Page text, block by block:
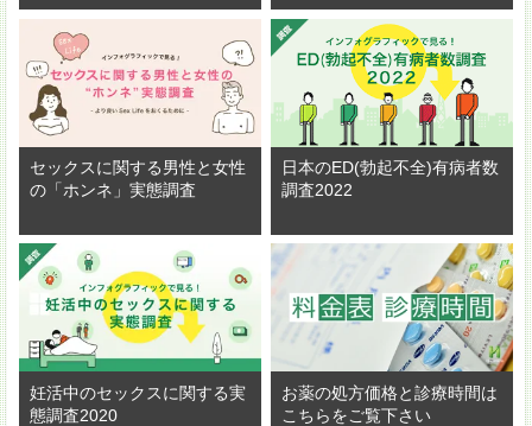
セックスに関する男性と女性
の「ホンネ」実態調査
日本のED(勃起不全)有病者数
調査2022
妊活中のセックスに関する実
態調査2020
お薬の処方価格と診療時間は
こちらをご覧下さい